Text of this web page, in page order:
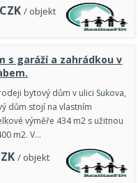
CZK / objekt
s garáží a zahrádkou v
bytový dům v ulici Sukova,
dům stojí na vlastním
výměře 434 m2 s užitnou
m2. V…
/ objekt